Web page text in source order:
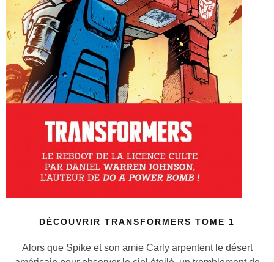
DÉCOUVRIR TRANSFORMERS TOME 1
Alors que Spike et son amie Carly arpentent le désert